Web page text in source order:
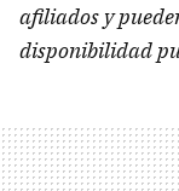
afiliados y
disponibilidad